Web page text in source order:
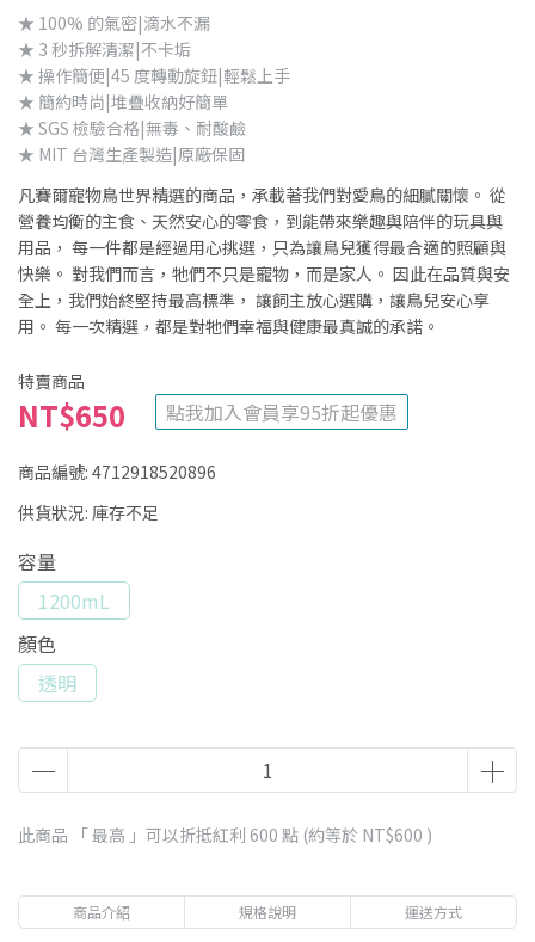
★ 100% 的氣密|滴水不漏
★ 3 秒拆解清潔|不卡垢
★ 操作簡便|45 度轉動旋鈕|輕鬆上手
★ 簡約時尚|堆疊收納好簡單
★ SGS 檢驗合格|無毒、耐酸鹼
★ MIT 台灣生產製造|原廠保固
凡賽爾寵物鳥世界精選的商品，承載著我們對愛鳥的細膩關懷。 從
營養均衡的主食、天然安心的零食，到能帶來樂趣與陪伴的玩具與
用品， 每一件都是經過用心挑選，只為讓鳥兒獲得最合適的照顧與
快樂。 對我們而言，牠們不只是寵物，而是家人。 因此在品質與安
全上，我們始終堅持最高標準， 讓飼主放心選購，讓鳥兒安心享
用。 每一次精選，都是對牠們幸福與健康最真誠的承諾。
特賣商品
NT$650 點我加入會員享95折起優惠
商品編號: 4712918520896
供貨狀況: 庫存不足
容量
1200mL
顏色
透明
此商品 「 最高 」可以折抵紅利 600 點 (約等於 NT$600 )
商品介紹 規格說明 運送方式